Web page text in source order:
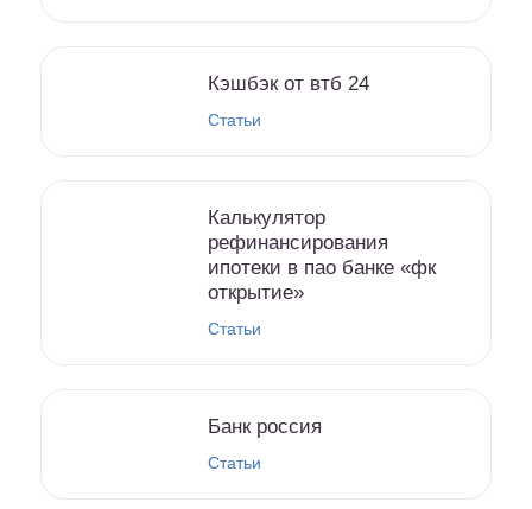
Кэшбэк от втб 24
Статьи
Калькулятор
рефинансирования
ипотеки в пао банке «фк
открытие»
Статьи
Банк россия
Статьи